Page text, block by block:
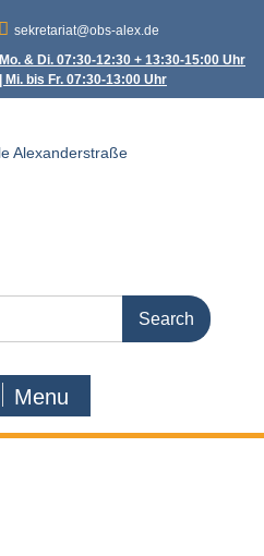
sekretariat@obs-alex.de
Mo. & Di. 07:30-12:30 + 13:30-15:00 Uhr
| Mi. bis Fr. 07:30-13:00 Uhr
Menu